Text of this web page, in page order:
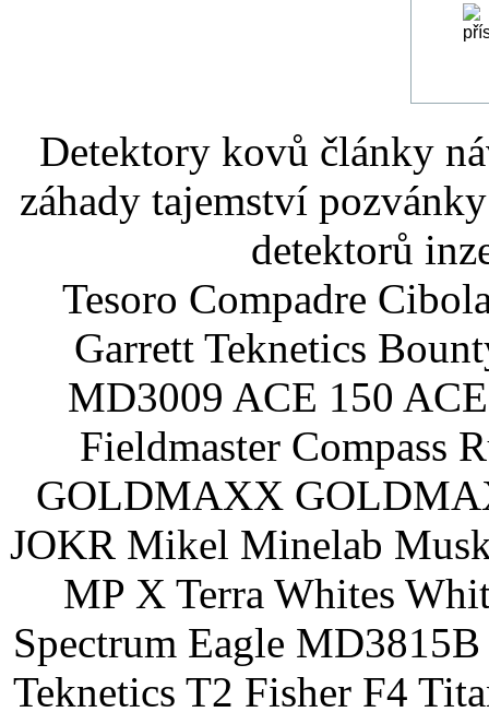
Detektory kovů články
záhady tajemství
detektorů
Tesoro Compadre
Garrett Teknetics
MD3009 ACE 150
Fieldmaster Compass
GOLDMAXX
JOKR Mikel Minelab
MP X Terra Whites
Spectrum Eagle
Teknetics T2 Fisher F4